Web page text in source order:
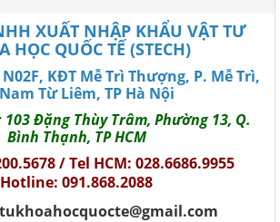
XUẤT NHẬP KHẨU VẬT TƯ
HỌC QUỐC TẾ (STECH)
KĐT Mễ Trì Thượng, P. Mễ Trì,
Từ Liêm, TP Hà Nội
103 Đặng Thùy Trâm, Phường 13, Q.
Bình Thạnh, TP HCM
/ Tel HCM: 028.6686.9955
Hotline: 091.868.2088